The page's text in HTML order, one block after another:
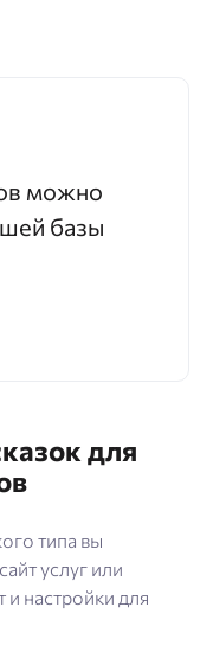
можно
базы
для
типа вы
услуг или
настройки для